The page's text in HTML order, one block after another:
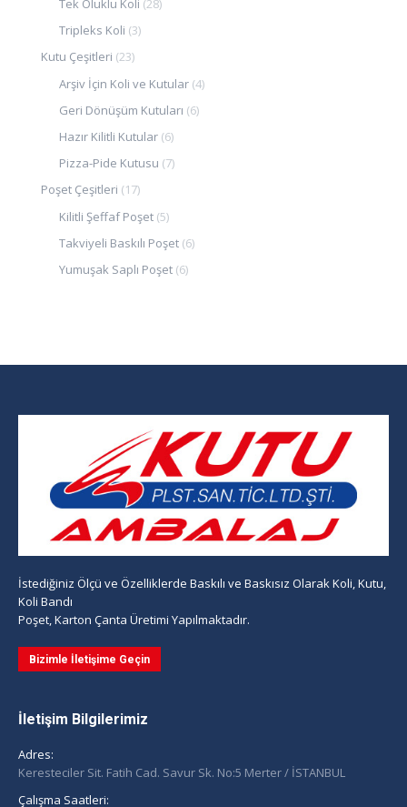
Tek Oluklu Koli (28)
Tripleks Koli (3)
Kutu Çeşitleri (23)
Arşiv İçin Koli ve Kutular (4)
Geri Dönüşüm Kutuları (6)
Hazır Kilitli Kutular (6)
Pizza-Pide Kutusu (7)
Poşet Çeşitleri (17)
Kilitli Şeffaf Poşet (5)
Takviyeli Baskılı Poşet (6)
Yumuşak Saplı Poşet (6)
İstediğiniz Ölçü ve Özelliklerde Baskılı ve Baskısız Olarak Koli, Kutu,
Koli Bandı
Poşet, Karton Çanta Üretimi Yapılmaktadır.
Bizimle İletişime Geçin
İletişim Bilgilerimiz
Adres:
Keresteciler Sit. Fatih Cad. Savur Sk. No:5 Merter / İSTANBUL
Çalışma Saatleri: